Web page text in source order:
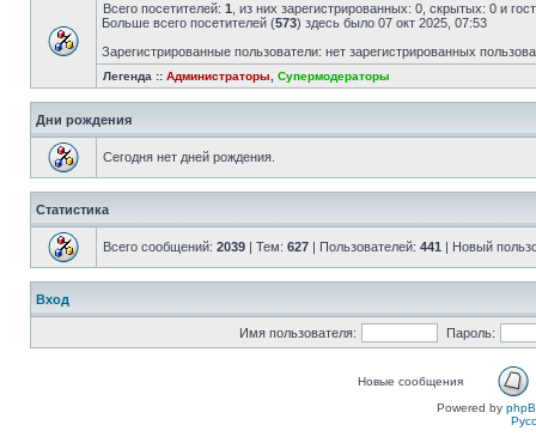
Всего посетителей: 1 , из них зарегистрированных: 0, скрытых: 0 и
Больше всего посетителей (573) здесь было 07 окт 2025, 07:53
Зарегистрированные пользователи: нет зарегистрированных
Легенда :: Администраторы Супермодераторы
Дни рождения
Сегодня нет дней рождения.
Статистика
Всего сообщений: 2039 | Тем: 627 | Пользователей: 441 | Новый
Вход
Имя пользователя: Пароль:
Новые сообщения
Powered by